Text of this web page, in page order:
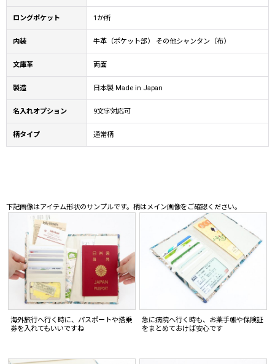
ロングポケット 1か所
内装 牛革（ポケット部） その他シャンタン（布）
文庫革 両面
製造 日本製 Made in Japan
名入れオプション 9文字対応可
柄タイプ 通常柄
下記画像はアイテム形状のサンプルです。柄はメイン画像をご確認ください。
海外旅行へ行く時に、パスポートや搭乗
券を入れてもいいですね
急に病院へ行く時も、お薬手帳や保険証
をまとめておけば安心です